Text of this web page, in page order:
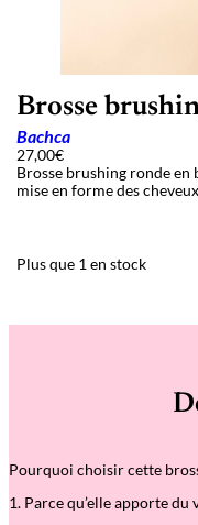
Brosse
Bachca
27,00€
Brosse brushing ronde
mise en forme des
Plus que 1 en stock
Pourquoi choisir cette
1. Parce qu’elle apporte du